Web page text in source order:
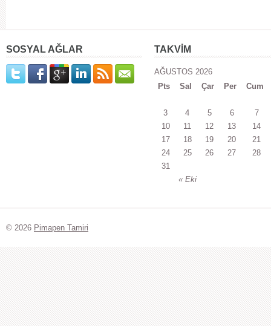
SOSYAL AĞLAR TAKVİM
AĞUSTOS 2026
Pts
Sal Çar Per Cum
« Eki
3 4 5 6
7
10
11 12 13
14
17
18 19 20
21
24
25 26 27
28
31
© 2026 Pimapen Tamiri